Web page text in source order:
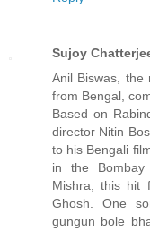
Sujoy
Anil Biswas, the
from Bengal,
Based on
director Nitin
to his Bengali
in the Bombay
Mishra, this hit
Ghosh. One
gungun bole